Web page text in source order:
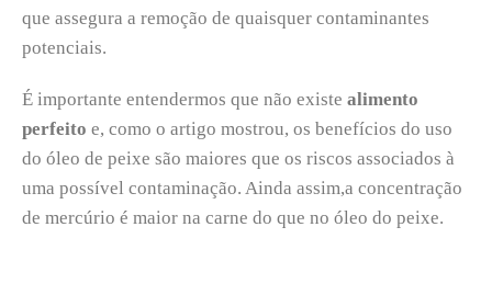
que assegura a remoção de quaisquer contaminantes
potenciais.
É importante entendermos que não existe alimento
perfeito e, como o artigo mostrou, os benefícios do uso
do óleo de peixe são maiores que os riscos associados à
uma possível contaminação. Ainda assim,a concentração
de mercúrio é maior na carne do que no óleo do peixe.